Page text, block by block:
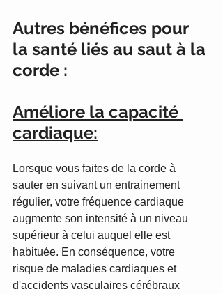
Autres bénéfices pour
la santé liés au saut à la
corde :
Améliore la capacité
cardiaque:
Lorsque vous faites de la corde à
sauter en suivant un entrainement
régulier, votre fréquence cardiaque
augmente son intensité à un niveau
supérieur à celui auquel elle est
habituée. En conséquence, votre
risque de maladies cardiaques et
d'accidents vasculaires cérébraux